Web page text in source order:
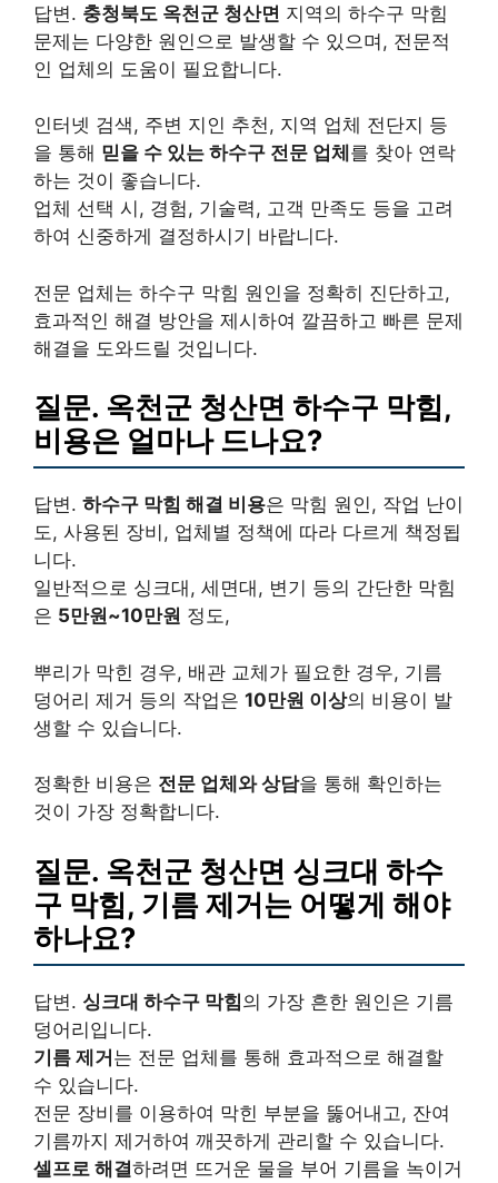
답변. 충청북도 옥천군 청산면 지역의 하수구 막힘
문제는 다양한 원인으로 발생할 수 있으며, 전문적
인 업체의 도움이 필요합니다.
인터넷 검색, 주변 지인 추천, 지역 업체 전단지 등
을 통해 믿을 수 있는 하수구 전문 업체 를 찾아 연락
하는 것이 좋습니다.
업체 선택 시, 경험, 기술력, 고객 만족도 등을 고려
하여 신중하게 결정하시기 바랍니다.
전문 업체는 하수구 막힘 원인을 정확히 진단하고,
효과적인 해결 방안을 제시하여 깔끔하고 빠른 문제
해결을 도와드릴 것입니다.
질문. 옥천군 청산면 하수구 막힘,
비용은 얼마나 드나요?
답변. 하수구 막힘 해결 비용은 막힘 원인, 작업 난이
도, 사용된 장비, 업체별 정책에 따라 다르게 책정됩
니다.
일반적으로 싱크대, 세면대, 변기 등의 간단한 막힘
은 5만원~10만원 정도,
뿌리가 막힌 경우, 배관 교체가 필요한 경우, 기름
덩어리 제거 등의 작업은 10만원 이상의 비용이 발
생할 수 있습니다.
정확한 비용은 전문 업체와 상담을 통해 확인하는
것이 가장 정확합니다.
질문. 옥천군 청산면 싱크대 하수
구 막힘, 기름 제거는 어떻게 해야
하나요?
답변. 싱크대 하수구 막힘의 가장 흔한 원인은 기름
덩어리입니다.
기름 제거는 전문 업체를 통해 효과적으로 해결할
수 있습니다.
전문 장비를 이용하여 막힌 부분을 뚫어내고, 잔여
기름까지 제거하여 깨끗하게 관리할 수 있습니다.
셀프로 해결하려면 뜨거운 물을 부어 기름을 녹이거